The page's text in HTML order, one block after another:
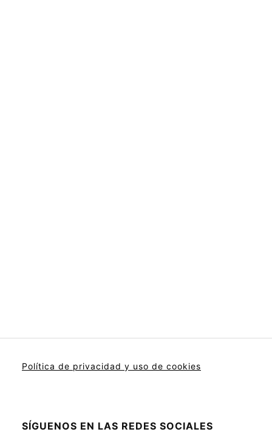
Política de privacidad y uso de cookies
SÍGUENOS EN LAS REDES SOCIALES